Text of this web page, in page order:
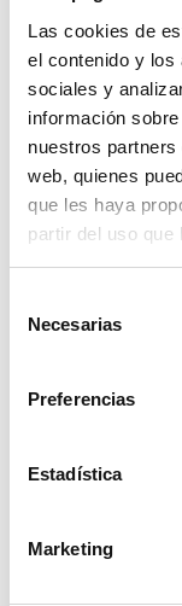
Las cookies de
el contenido y los
sociales y
información
nuestros
web, quienes
que les haya
partir del uso
Necesarias
Preferencias
Estadística
Marketing
Montessori